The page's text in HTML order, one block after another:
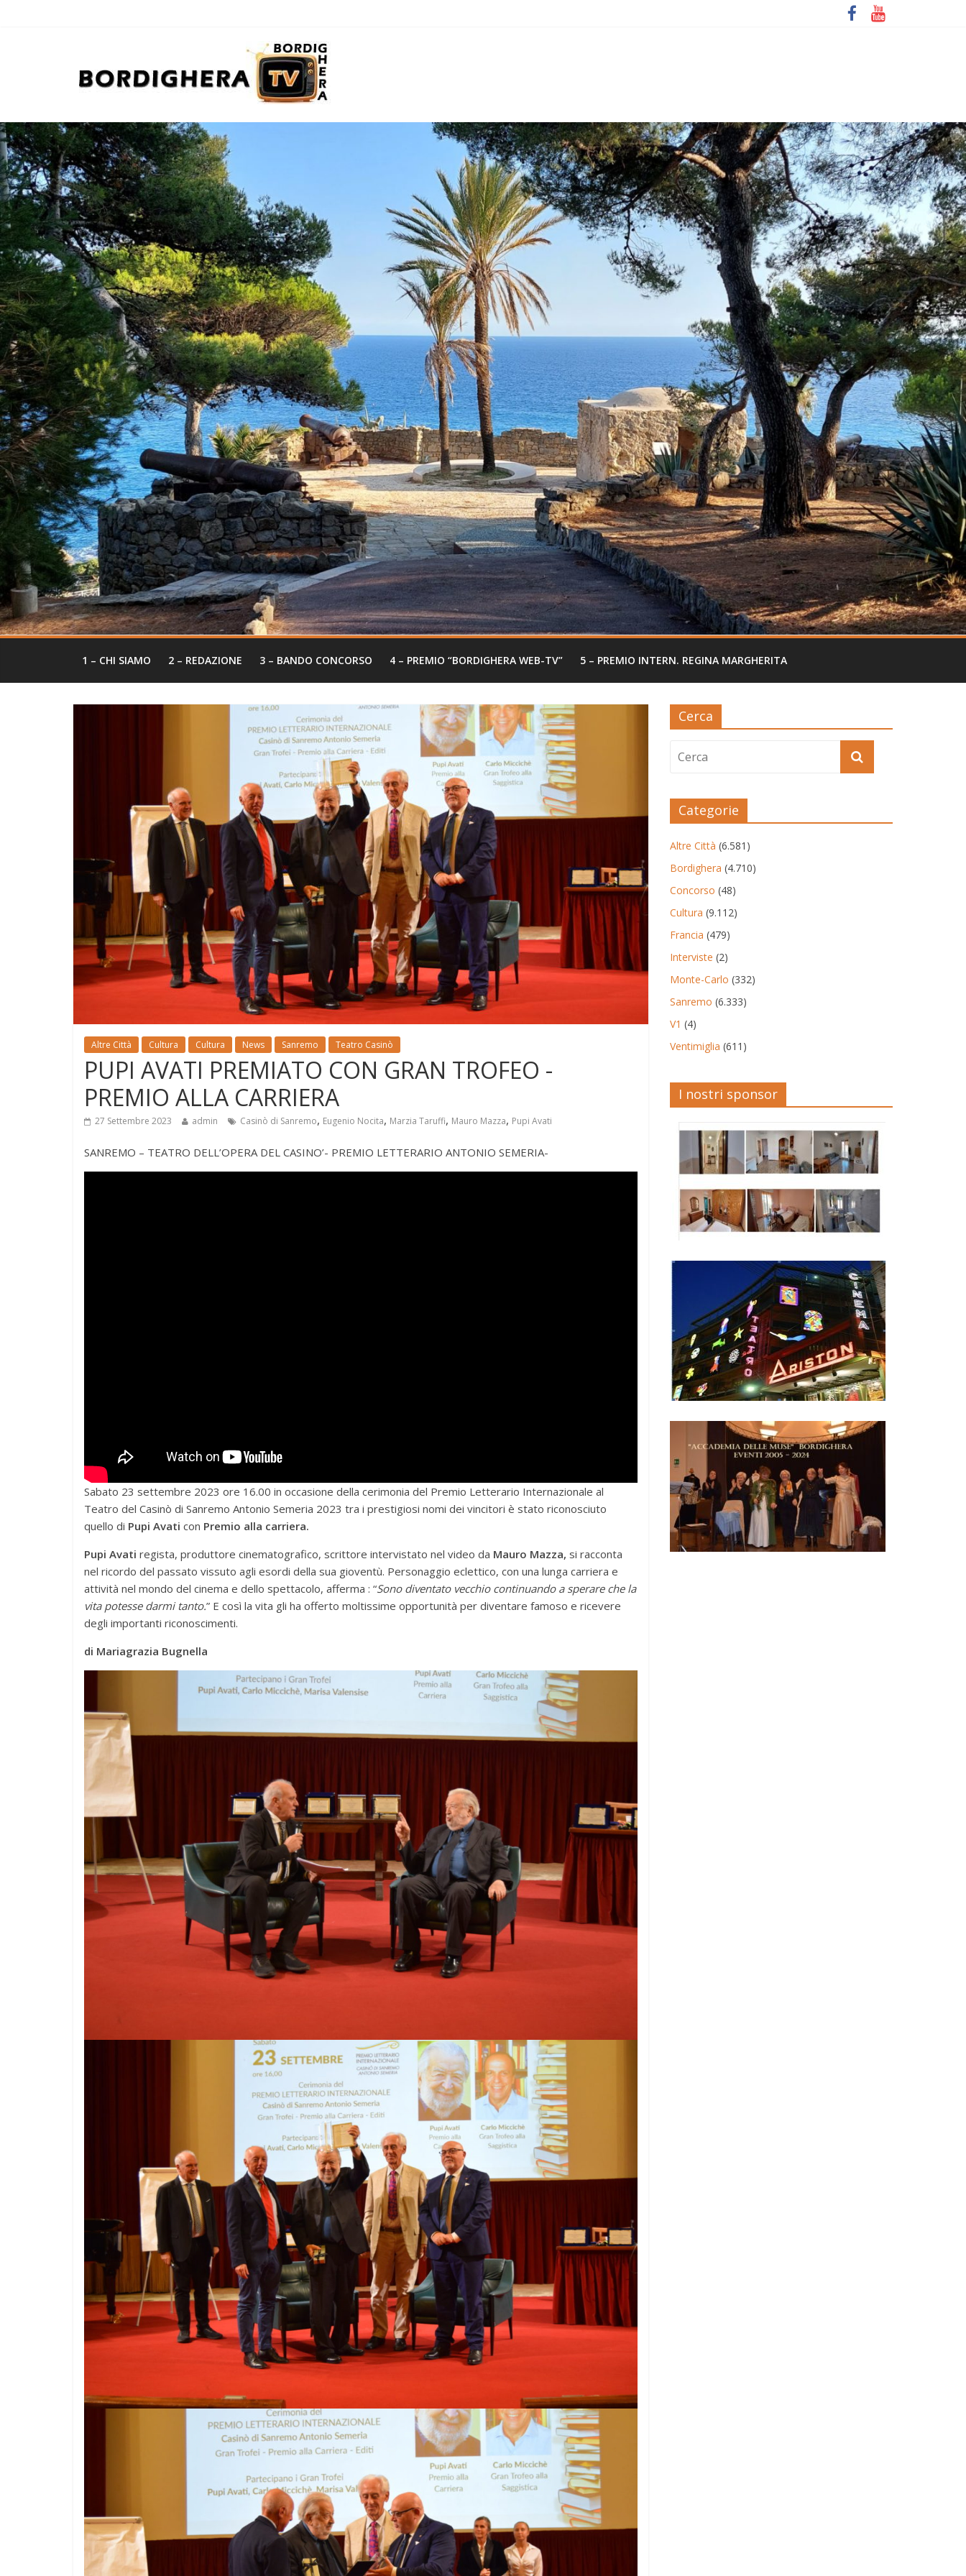
1 – CHI SIAMO 2 – REDAZIONE 3 – BANDO CONCORSO 4 – PREMIO “BORDIGHERA WEB-TV” 5 – PREMIO INTERN. REGINA MARGHERITA
Altre Città Cultura Cultura News Sanremo Teatro Casinò
PUPI AVATI PREMIATO CON GRAN TROFEO -
PREMIO ALLA CARRIERA
27 Settembre 2023 admin Casinò di Sanremo, Eugenio Nocita, Marzia Taruffi, Mauro Mazza, Pupi Avati
SANREMO – TEATRO DELL’OPERA DEL CASINO’- PREMIO LETTERARIO ANTONIO SEMERIA-
Sabato 23 settembre 2023 ore 16.00 in occasione della cerimonia del Premio Letterario Internazionale al
Teatro del Casinò di Sanremo Antonio Semeria 2023 tra i prestigiosi nomi dei vincitori è stato riconosciuto
quello di Pupi Avati con Premio alla carriera.
Pupi Avati regista, produttore cinematografico, scrittore intervistato nel video da Mauro Mazza, si racconta
nel ricordo del passato vissuto agli esordi della sua gioventù. Personaggio eclettico, con una lunga carriera e
attività nel mondo del cinema e dello spettacolo, afferma : “Sono diventato vecchio continuando a sperare che la
vita potesse darmi tanto.” E così la vita gli ha offerto moltissime opportunità per diventare famoso e ricevere
degli importanti riconoscimenti.
di Mariagrazia Bugnella
Cerca
Categorie
Altre Città (6.581)
Bordighera (4.710)
Concorso (48)
Cultura (9.112)
Francia (479)
Interviste (2)
Monte-Carlo (332)
Sanremo (6.333)
V1 (4)
Ventimiglia (611)
I nostri sponsor